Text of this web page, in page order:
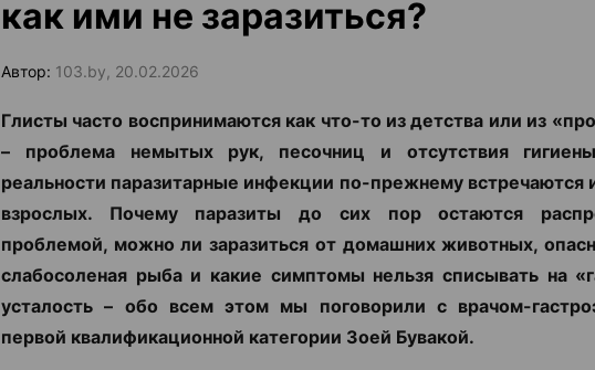
как ими не заразиться?
Автор: 103.by, 20.02.2026
Глисты часто воспринимаются как что-то из детства или из
– проблема немытых рук, песочниц и отсутствия
реальности паразитарные инфекции по-прежнему встречаются
взрослых. Почему паразиты до сих пор остаются
проблемой, можно ли заразиться от домашних животных,
слабосоленая рыба и какие симптомы нельзя списывать на
усталость – обо всем этом мы поговорили с врачом-
первой квалификационной категории Зоей Бувакой.